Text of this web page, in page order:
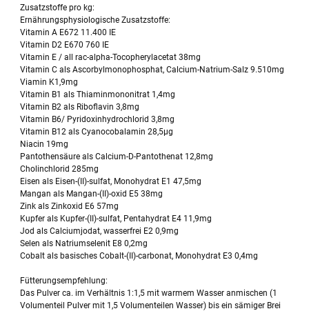
Zusatzstoffe pro kg:
Ernährungsphysiologische Zusatzstoffe:
Vitamin A E672 11.400 IE
Vitamin D2 E670 760 IE
Vitamin E / all rac-alpha-Tocopherylacetat 38mg
Vitamin C als Ascorbylmonophosphat, Calcium-Natrium-Salz 9.510mg
Viamin K1,9mg
Vitamin B1 als Thiaminmononitrat 1,4mg
Vitamin B2 als Riboflavin 3,8mg
Vitamin B6/ Pyridoxinhydrochlorid 3,8mg
Vitamin B12 als Cyanocobalamin 28,5µg
Niacin 19mg
Pantothensäure als Calcium-D-Pantothenat 12,8mg
Cholinchlorid 285mg
Eisen als Eisen-(II)-sulfat, Monohydrat E1 47,5mg
Mangan als Mangan-(II)-oxid E5 38mg
Zink als Zinkoxid E6 57mg
Kupfer als Kupfer-(II)-sulfat, Pentahydrat E4 11,9mg
Jod als Calciumjodat, wasserfrei E2 0,9mg
Selen als Natriumselenit E8 0,2mg
Cobalt als basisches Cobalt-(II)-carbonat, Monohydrat E3 0,4mg
Fütterungsempfehlung:
Das Pulver ca. im Verhältnis 1:1,5 mit warmem Wasser anmischen (1
Volumenteil Pulver mit 1,5 Volumenteilen Wasser) bis ein sämiger Brei